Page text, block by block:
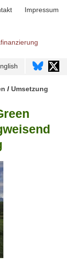
/ Umsetzung
Impressum